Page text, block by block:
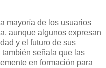
mayoría de los usuarios
aunque algunos expresan
y el futuro de sus
también señala que las
en formación para